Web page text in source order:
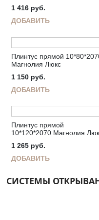
1 416 руб.
ДОБАВИТЬ
Плинтус прямой
Магнолия Люкс
1 150 руб.
ДОБАВИТЬ
Плинтус прямой
10*120*2070 Магнолия
1 265 руб.
ДОБАВИТЬ
СИСТЕМЫ